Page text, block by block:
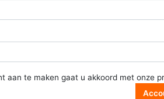
aan te maken gaat u akkoord met onze